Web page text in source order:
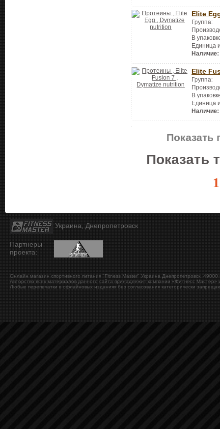
Elite
Группа:
В
Единица
Наличие:
Elite
Группа:
В
Единица
Наличие:
Показать
Показать
1
Украина, Днепропетровск
Партнеры
проекта:
Онлайн магазин спортивного питания "Fitness Master" Украина Днепропетровск, 49000
Авторство всех материалов данного сайта принадлежит компании «Фитнесс Мастер»
Любые перепечатки в офлайновых изданиях без согласования категорически